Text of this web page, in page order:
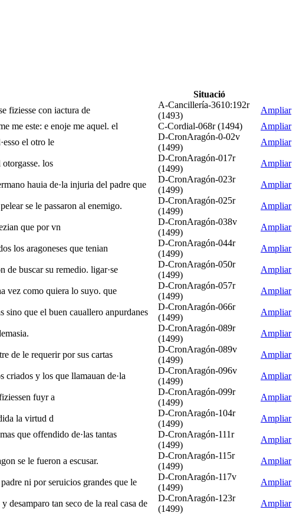
Situació
fiziesse con iactura de
A-Cancillería-3610:192r
(1493)
Ampliar
me este: e enoje me aquel. el C-Cordial-068r (1494)
Ampliar
el otro le
D-CronAragón-0-02v
(1499)
Ampliar
los
D-CronAragón-017r
(1499)
Ampliar
hauia de·la injuria del padre que
D-CronAragón-023r
(1499)
Ampliar
se le passaron al enemigo.
D-CronAragón-025r
(1499)
Ampliar
que por vn
D-CronAragón-038v
(1499)
Ampliar
los aragoneses que tenian
D-CronAragón-044r
(1499)
Ampliar
de buscar su remedio. ligar·se
D-CronAragón-050r
(1499)
Ampliar
vez como quiera lo suyo. que
D-CronAragón-057r
(1499)
Ampliar
sino que el buen cauallero anpurdanes
D-CronAragón-066r
(1499)
Ampliar
D-CronAragón-089r
(1499)
Ampliar
de le requerir por sus cartas
D-CronAragón-089v
(1499)
Ampliar
criados y los que llamauan de·la
D-CronAragón-096v
(1499)
Ampliar
fuyr a
D-CronAragón-099r
(1499)
Ampliar
la virtud d
D-CronAragón-104r
(1499)
Ampliar
que offendido de·las tantas
D-CronAragón-111r
(1499)
Ampliar
se le fueron a escusar.
D-CronAragón-115r
(1499)
Ampliar
ni por seruicios grandes que le
D-CronAragón-117v
(1499)
Ampliar
desamparo tan seco de la real casa de
D-CronAragón-123r
(1499)
Ampliar